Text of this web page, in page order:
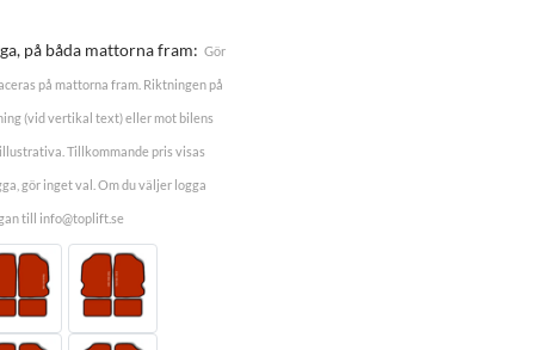
på båda mattorna fram: Gör
på mattorna fram. Riktningen på
(vid vertikal text) eller mot bilens
Tillkommande pris visas
gör inget val. Om du väljer logga
till info@toplift.se